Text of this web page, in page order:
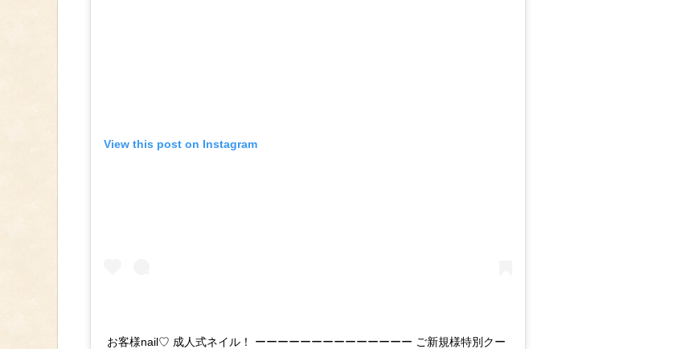
View this post on Instagram
お客様nail♡ 成人式ネイル！ ーーーーーーーーーーーーーー ご新規様特別クー